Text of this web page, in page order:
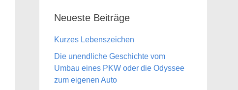
Neueste Beiträge
Kurzes Lebenszeichen
Die unendliche Geschichte vom
Umbau eines PKW oder die Odyssee
zum eigenen Auto